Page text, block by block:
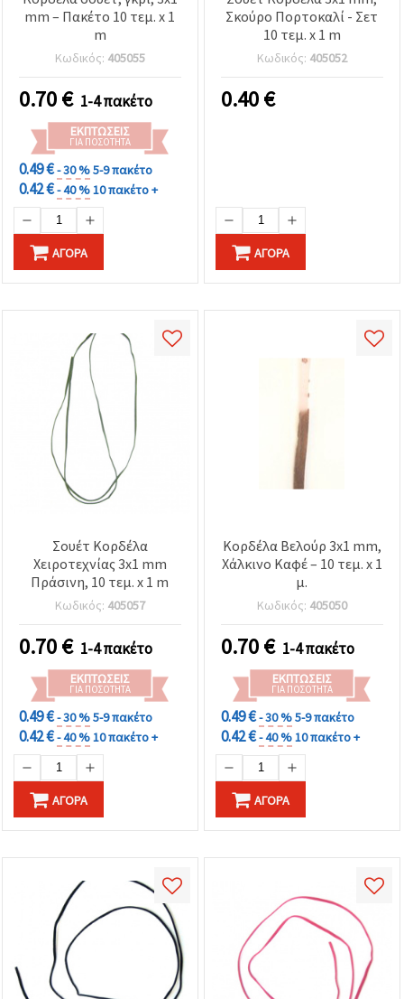
mm – Πακέτο 10 τεμ. x 1
m
Κωδικός: 405055
0.70€ 1-4 πακέτο
ΕΚΠΤΏΣΕΙΣ
ΓΙΑ ΠΟΣΌΤΗΤΑ
0.49 €- 30 %5-9 πακέτο
0.42 €- 40 %10 πακέτο +
ΑΓΟΡΆ
Σκούρο Πορτοκαλί - Σετ
10 τεμ. x 1 m
Κωδικός: 405052
0.40€
ΑΓΟΡΆ
Σουέτ Κορδέλα
Χειροτεχνίας 3x1 mm
Πράσινη, 10 τεμ. x 1 m
Κωδικός: 405057
0.70€ 1-4 πακέτο
ΕΚΠΤΏΣΕΙΣ
ΓΙΑ ΠΟΣΌΤΗΤΑ
0.49 €- 30 %5-9 πακέτο
0.42 €- 40 %10 πακέτο +
ΑΓΟΡΆ
Κορδέλα Βελούρ 3x1 mm,
Χάλκινο Καφέ – 10 τεμ. x 1
μ.
Κωδικός: 405050
0.70€ 1-4 πακέτο
ΕΚΠΤΏΣΕΙΣ
ΓΙΑ ΠΟΣΌΤΗΤΑ
0.49 €- 30 %5-9 πακέτο
0.42 €- 40 %10 πακέτο +
ΑΓΟΡΆ